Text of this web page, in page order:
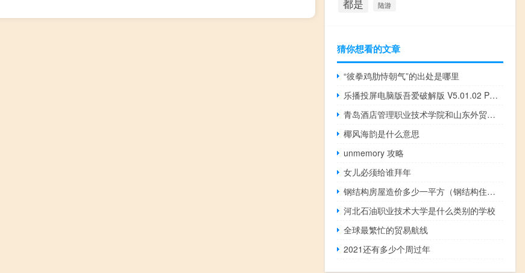
都是 陆游
猜你想看的文章
“彼拳鸡肋恃朝气”的出处是哪里
乐播投屏电脑版吾爱破解版 V5.01.02 PC版（乐播投屏电脑版吾爱破解版 V5.01.02 PC版功能简介）
青岛酒店管理职业技术学院和山东外贸职业学院的专业对比
椰风海韵是什么意思
unmemory 攻略
女儿必须给谁拜年
钢结构房屋造价多少一平方（钢结构住宅每平米造价）
河北石油职业技术大学是什么类别的学校
全球最繁忙的贸易航线
2021还有多少个周过年